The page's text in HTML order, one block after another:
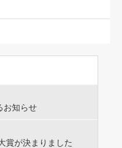
お知らせ
賞が決まりました